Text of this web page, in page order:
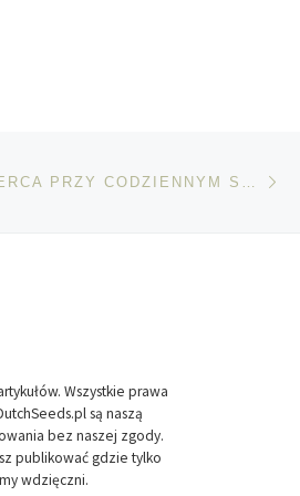
Wszystkie prawa
są naszą
bez naszej zgody.
publikować gdzie tylko
wdzięczni.